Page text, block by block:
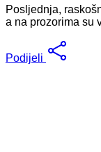
Posljednja,
a na prozorima su
Podijeli